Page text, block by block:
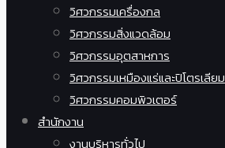
วิศวกรรมเครื่องกล
วิศวกรรมสิ่งแวดล้อม
วิศวกรรมอุตสาหการ
วิศวกรรมเหมืองแร่และปิโตรเลียม
วิศวกรรมคอมพิวเตอร์
สำนักงาน
งานบริหารทั่วไป